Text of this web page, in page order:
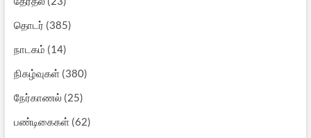
தொடர் (385)
நாடகம் (14)
நிகழ்வுகள்(380)
நேர்காணல்(25)
பண்டிகைகள்(62)